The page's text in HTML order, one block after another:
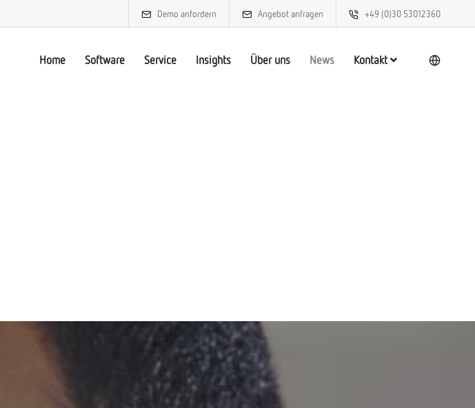
Demo anfordern Angebot anfragen +49 (0)30 53012360
Home Software Service Insights Über uns News Kontakt